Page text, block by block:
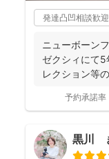
発達凸凹相談歓迎
ニューボーン
ゼクシィにて5
レクション等
予約承諾率
黒川